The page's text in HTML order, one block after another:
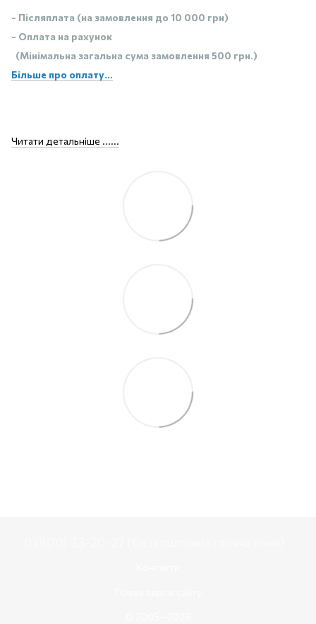
- Післяплата (на замовлення до 10 000 грн)
- Оплата на рахунок
(Мінімальна загальна сума замовлення 500 грн.)
Більше про оплату...
Читати детальніше ......